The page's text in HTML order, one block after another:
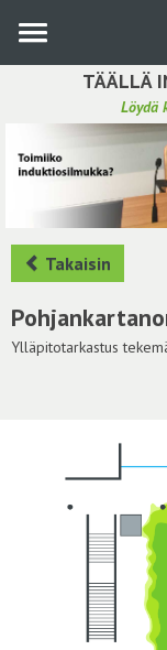
pääsisältöön
TÄÄLLÄ
Löydä
Etsi
Tee ehdotus
Hae ehdotuksia
Käyttöohje
Takaisin
Ylläpitotarkastus